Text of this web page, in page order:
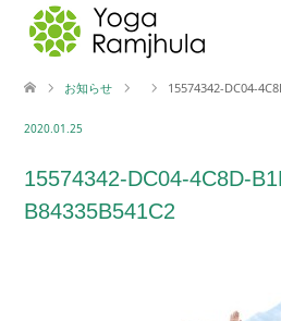
お知らせ 15574342-DC04-
2020.01.25
15574342-DC04-4C8D-
B84335B541C2